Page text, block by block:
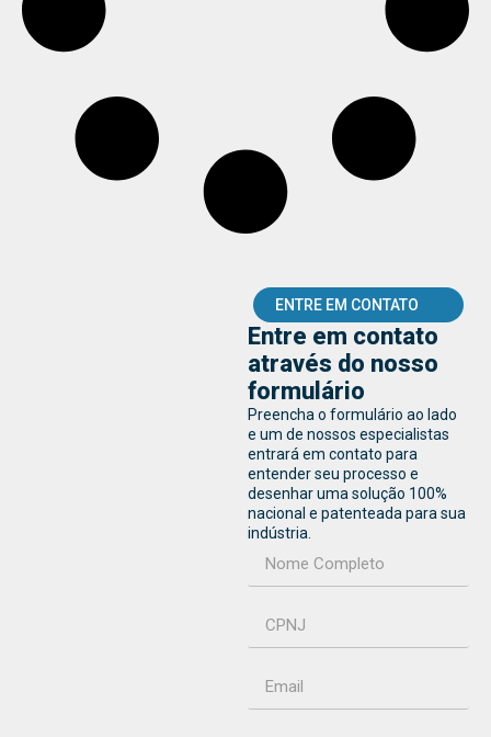
ENTRE EM CONTATO
Entre em contato
através do nosso
formulário
Preencha o formulário ao lado
e um de nossos especialistas
entrará em contato para
entender seu processo e
desenhar uma solução 100%
nacional e patenteada para sua
indústria.